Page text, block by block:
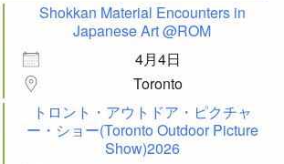
Shokkan Material Encounters in
Japanese Art @ROM
4月4日
Toronto
トロント・アウトドア・ピクチャ
ー・ショー(Toronto Outdoor Picture
Show)2026